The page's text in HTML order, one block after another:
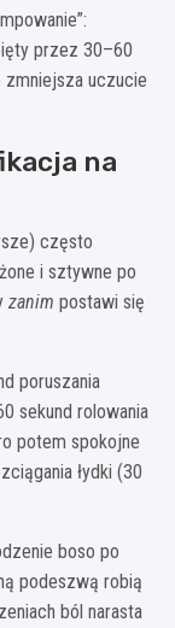
przez 30–60
zmniejsza uczucie
na
często
i sztywne po
zanim postawi się
poruszania
sekund rolowania
potem spokojne
łydki (30
boso po
podeszwą robią
ból narasta